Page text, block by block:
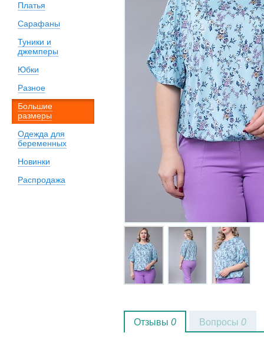
Платья
Сарафаны
Туники и
джемперы
Юбки
Разное
Большие
размеры
Одежда для
беременных
Новинки
Распродажа
Отзывы 0 Вопросы 0